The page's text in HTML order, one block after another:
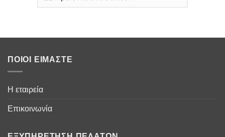
ΠΟΙΟΙ ΕΊΜΑΣΤΕ
Η εταιρεία
Επικοινωνία